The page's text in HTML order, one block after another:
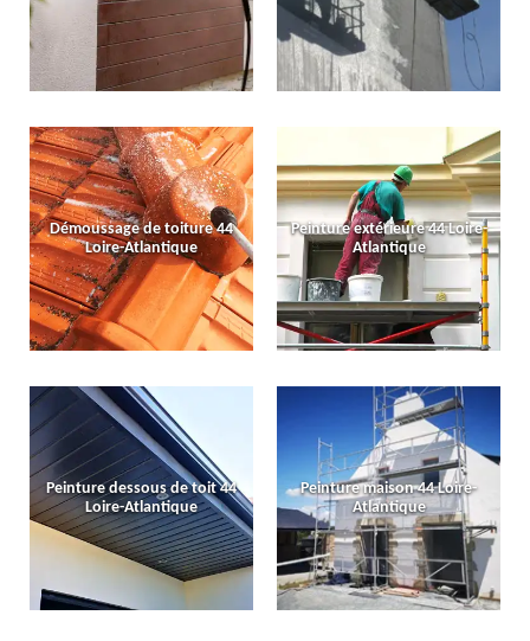
Démoussage de toiture 44
Loire-Atlantique
Peinture extérieure 44 Loire-
Atlantique
Peinture dessous de toit 44
Loire-Atlantique
Peinture maison 44 Loire-
Atlantique